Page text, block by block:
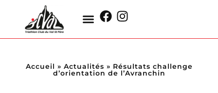
Accueil » Actualités » Résultats challenge
d’orientation de l’Avranchin